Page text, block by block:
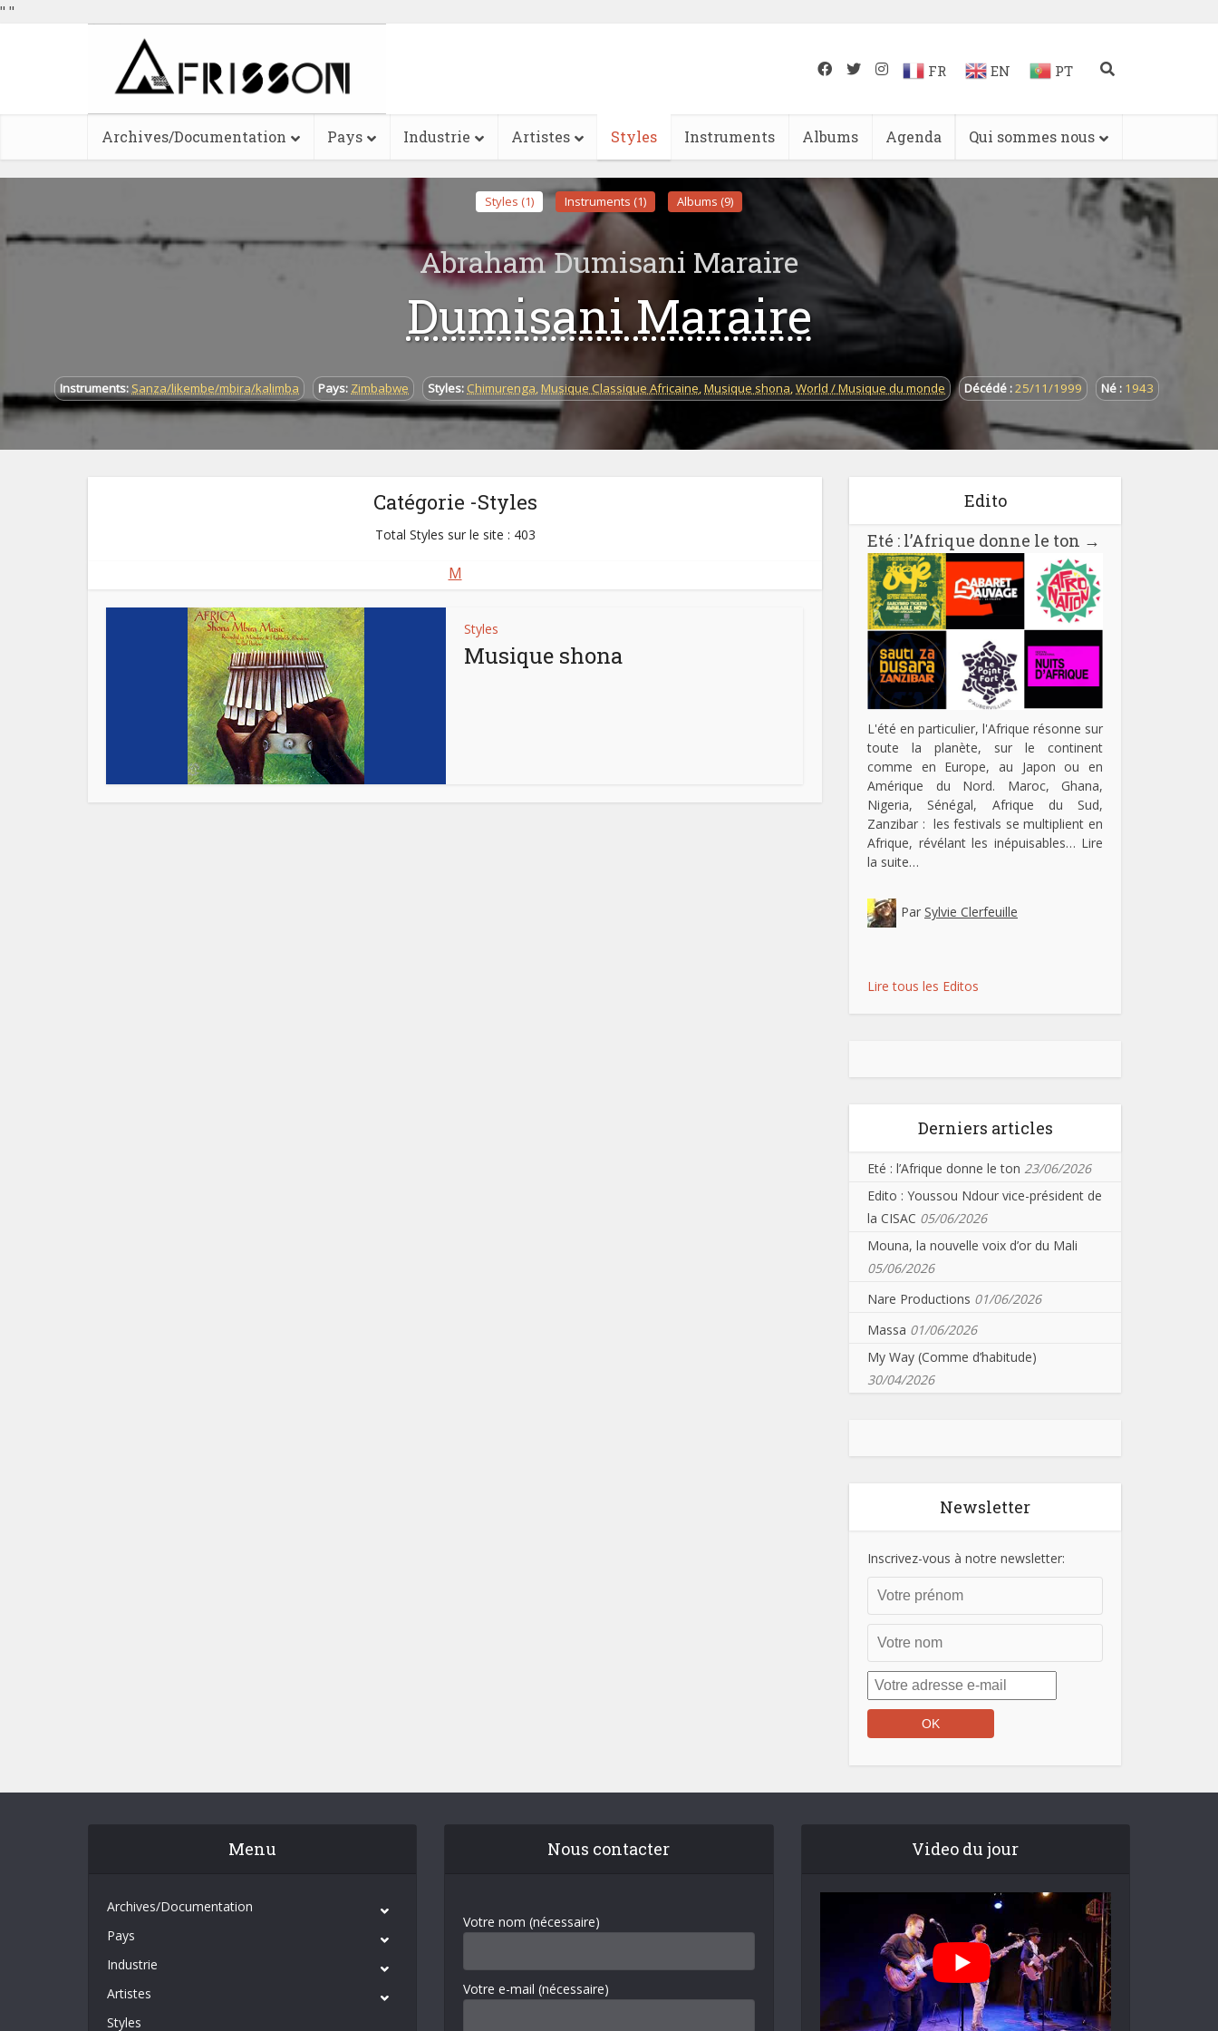
" "
FR EN PT
Archives/Documentation Pays Industrie Artistes Styles Instruments Albums Agenda Qui sommes nous
Styles (1) Instruments (1) Albums (9)
Abraham Dumisani Maraire
Dumisani Maraire
Instruments: Sanza/likembe/mbira/kalimba Pays: Zimbabwe Styles: Chimurenga, Musique Classique Africaine,Musique shona,World / Musique du monde Décédé :25/11/1999 Né : 1943
Catégorie -Styles
Total Styles sur le site : 403
M
Styles
Musique shona
Edito
Eté : l’Afrique donne le ton →
L'été en particulier, l'Afrique résonne sur
toute la planète, sur le continent
comme en Europe, au Japon ou en
Amérique du Nord. Maroc, Ghana,
Nigeria, Sénégal, Afrique du Sud,
Zanzibar : les festivals se multiplient en
Afrique, révélant les inépuisables… Lire
la suite…
Par Sylvie Clerfeuille
Lire tous les Editos
Derniers articles
Eté : l’Afrique donne le ton 23/06/2026
Edito : Youssou Ndour vice-président de
la CISAC 05/06/2026
Mouna, la nouvelle voix d’or du Mali
05/06/2026
Nare Productions 01/06/2026
Massa 01/06/2026
My Way (Comme d’habitude)
30/04/2026
Newsletter
Inscrivez-vous à notre newsletter:
Menu
Archives/Documentation
Pays
Industrie
Artistes
Styles
Nous contacter
Votre nom (nécessaire)
Votre e-mail (nécessaire)
Video du jour